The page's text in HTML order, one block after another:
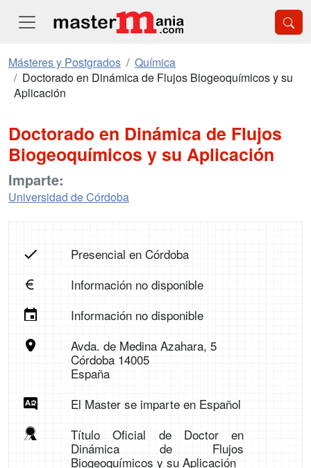
Másteres y Postgrados
Química
Doctorado en Dinámica de Flujos Biogeoquímicos y su
Aplicación
Doctorado en Dinámica de Flujos
Biogeoquímicos y su Aplicación
Imparte:
Universidad de Córdoba
Presencial en Córdoba
Información no disponible
Información no disponible
Avda. de Medina Azahara, 5
Córdoba 14005
España
El Master se imparte en Español
Título Oficial de Doctor en
Dinámica de Flujos
Biogeoquímicos y su Aplicación